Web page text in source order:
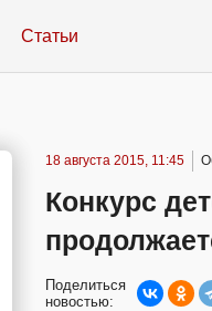
Статьи
18 августа 2015, 11:45
Конкурс
Поделиться
новостью: